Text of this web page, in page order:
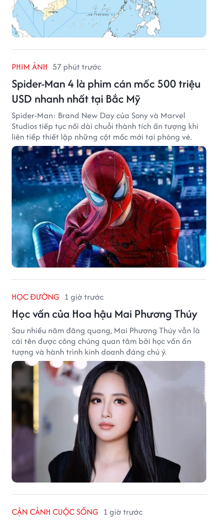
PHIM ẢNH 57 phút trước
Spider-Man 4 là phim cán mốc 500 triệu
USD nhanh nhất tại Bắc Mỹ
Spider-Man: Brand New Day của Sony và Marvel
Studios tiếp tục nối dài chuỗi thành tích ấn tượng khi
liên tiếp thiết lập những cột mốc mới tại phòng vé.
HỌC ĐƯỜNG 1 giờ trước
Học vấn của Hoa hậu Mai Phương Thúy
Sau nhiều năm đăng quang, Mai Phương Thúy vẫn là
cái tên được công chúng quan tâm bởi học vấn ấn
tượng và hành trình kinh doanh đáng chú ý.
CẬN CẢNH CUỘC SỐNG 1 giờ trước